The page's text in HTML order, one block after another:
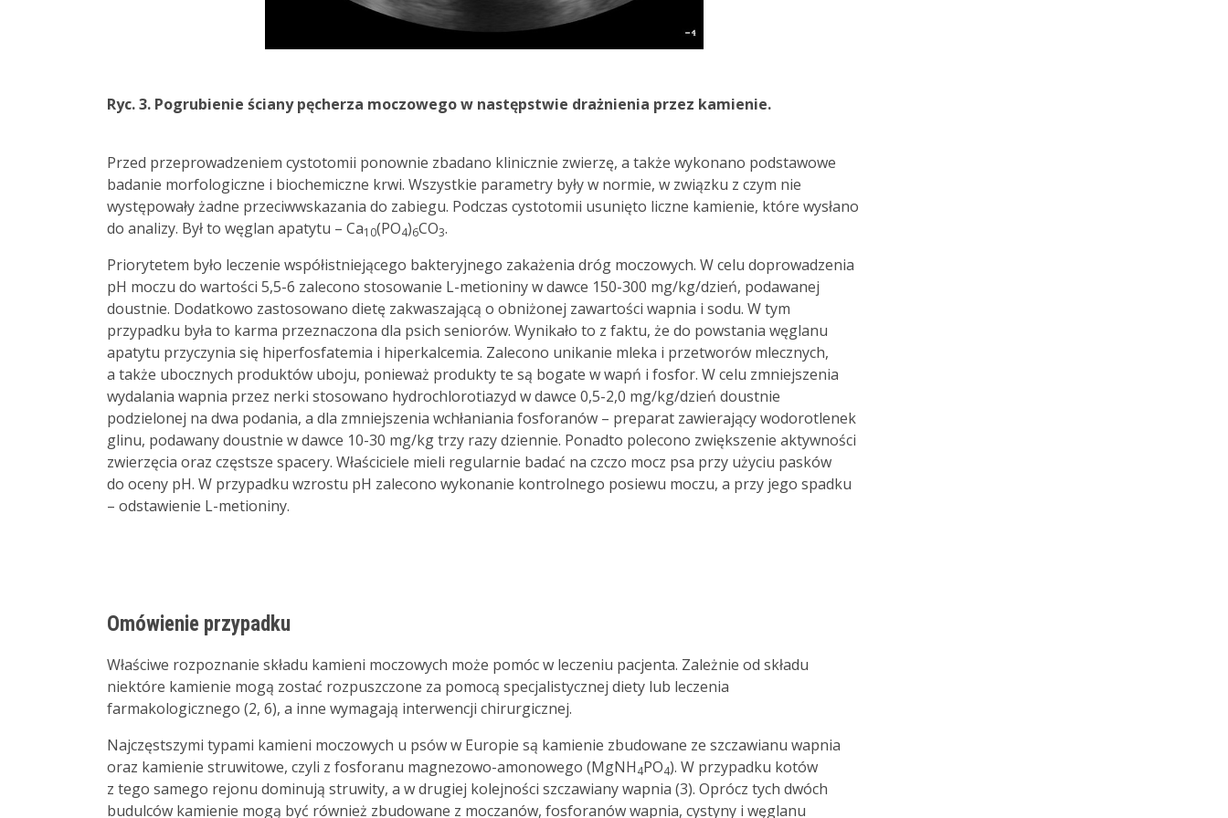
Ryc. 3. Pogrubienie ściany pęcherza moczowego w następstwie drażnienia przez kamienie.
Przed przeprowadzeniem cystotomii ponownie zbadano klinicznie zwierzę, a także wykonano podstawowe
badanie morfologiczne i biochemiczne krwi. Wszystkie parametry były w normie, w związku z czym nie
występowały żadne przeciwwskazania do zabiegu. Podczas cystotomii usunięto liczne kamienie, które wysłano
do analizy. Był to węglan apatytu – Ca10(PO4)6CO3.
Priorytetem było leczenie współistniejącego bakteryjnego zakażenia dróg moczowych. W celu doprowadzenia
pH moczu do wartości 5,5-6 zalecono stosowanie L-metioniny w dawce 150-300 mg/kg/dzień, podawanej
doustnie. Dodatkowo zastosowano dietę zakwaszającą o obniżonej zawartości wapnia i sodu. W tym
przypadku była to karma przeznaczona dla psich seniorów. Wynikało to z faktu, że do powstania węglanu
apatytu przyczynia się hiperfosfatemia i hiperkalcemia. Zalecono unikanie mleka i przetworów mlecznych,
a także ubocznych produktów uboju, ponieważ produkty te są bogate w wapń i fosfor. W celu zmniejszenia
wydalania wapnia przez nerki stosowano hydrochlorotiazyd w dawce 0,5-2,0 mg/kg/dzień doustnie
podzielonej na dwa podania, a dla zmniejszenia wchłaniania fosforanów – preparat zawierający wodorotlenek
glinu, podawany doustnie w dawce 10-30 mg/kg trzy razy dziennie. Ponadto polecono zwiększenie aktywności
zwierzęcia oraz częstsze spacery. Właściciele mieli regularnie badać na czczo mocz psa przy użyciu pasków
do oceny pH. W przypadku wzrostu pH zalecono wykonanie kontrolnego posiewu moczu, a przy jego spadku
– odstawienie L-metioniny.
Omówienie przypadku
Właściwe rozpoznanie składu kamieni moczowych może pomóc w leczeniu pacjenta. Zależnie od składu
niektóre kamienie mogą zostać rozpuszczone za pomocą specjalistycznej diety lub leczenia
farmakologicznego (2, 6), a inne wymagają interwencji chirurgicznej.
Najczęstszymi typami kamieni moczowych u psów w Europie są kamienie zbudowane ze szczawianu wapnia
oraz kamienie struwitowe, czyli z fosforanu magnezowo-amonowego (MgNH4PO4). W przypadku kotów
z tego samego rejonu dominują struwity, a w drugiej kolejności szczawiany wapnia (3). Oprócz tych dwóch
budulców kamienie mogą być również zbudowane z moczanów, fosforanów wapnia, cystyny i węglanu